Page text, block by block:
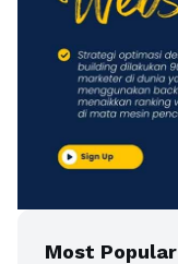
Most Popular